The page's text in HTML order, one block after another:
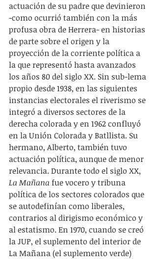
actuación de su padre que devinieron
-como ocurrió también con la más
profusa obra de Herrera- en historias
de parte sobre el origen y la
proyección de la corriente política a
la que representó hasta avanzados
los años 80 del siglo XX. Sin sub-lema
propio desde 1938, en las siguientes
instancias electorales el riverismo se
integró a diversos sectores de la
derecha colorada y en 1962 confluyó
en la Unión Colorada y Batllista. Su
hermano, Alberto, también tuvo
actuación política, aunque de menor
relevancia. Durante todo el siglo XX,
La Mañana fue vocero y tribuna
política de los sectores colorados que
se autodefinían como liberales,
contrarios al dirigismo económico y
al estatismo. En 1970, cuando se creó
la JUP, el suplemento del interior de
La Mañana (el suplemento verde)